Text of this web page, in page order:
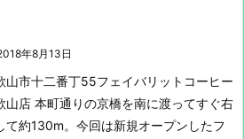
年8月13日
山市十二番丁55フェイバリットコーヒー
山店 本町通りの京橋を南に渡ってすぐ右
て約130m。 今回は新規オープンしたフ